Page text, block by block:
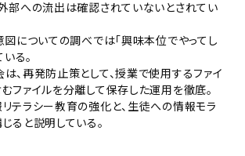
部への流出は確認されていないとされてい
図についての調べでは「興味本位でやってし
る。
、再発防止策として、授業で使用するファイ
ファイルを分離して保存した運用を徹底。
テラシー教育の強化と、生徒への情報モラ
ると説明している。